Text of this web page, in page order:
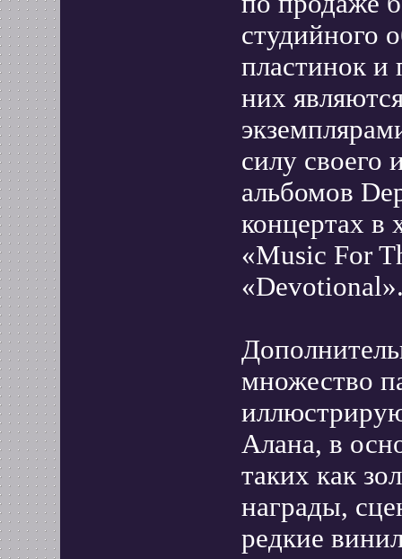
студийного
пластинок
них
силу своего
альбомов
концертах в
«Music For
множество
Алана, в
таких как
награды,
редкие